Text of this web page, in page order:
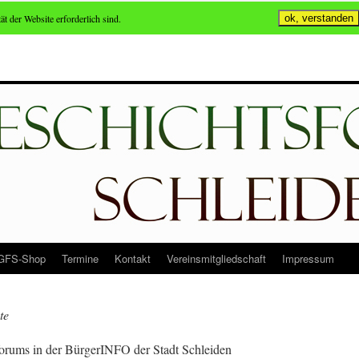
Shop Termine Kontakt Vereinsmitgliedschaft Impressum
in der BürgerINFO der Stadt Schleiden
der Website erforderlich sind. ok, verstanden